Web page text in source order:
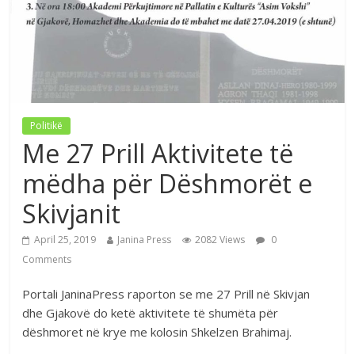
Politikë
Me 27 Prill Aktivitete të
mëdha për Dëshmorët e
Skivjanit
April 25, 2019 Janina Press 2082 Views
0
Comments
Portali JaninaPress raporton se me 27 Prill në Skivjan
dhe Gjakovë do ketë aktivitete të shumëta për
dëshmoret në krye me kolosin Shkelzen Brahimaj.